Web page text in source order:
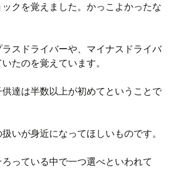
クを覚えました。かっこよかったな
スドライバーや、マイナスドライバ
たのを覚えています。
達は半数以上が初めてということで
いが身近になってほしいものです。
っている中で一つ選べといわれて